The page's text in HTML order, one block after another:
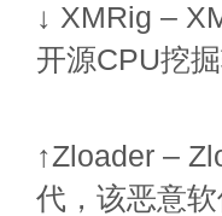
↓ XMRig –
开源CPU挖
↑Zloader –
代，该恶意